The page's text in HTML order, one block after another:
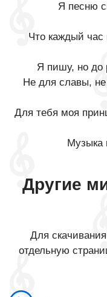
Я песню
Что каждый час
Я пишу, но до
Не для славы,
Для тебя моя
Музыка
Другие
Для
отдельную